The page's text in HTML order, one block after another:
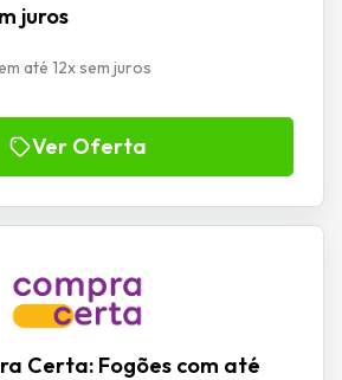
juros
até 12x sem juros
Ver Oferta
Certa: Fogões com até